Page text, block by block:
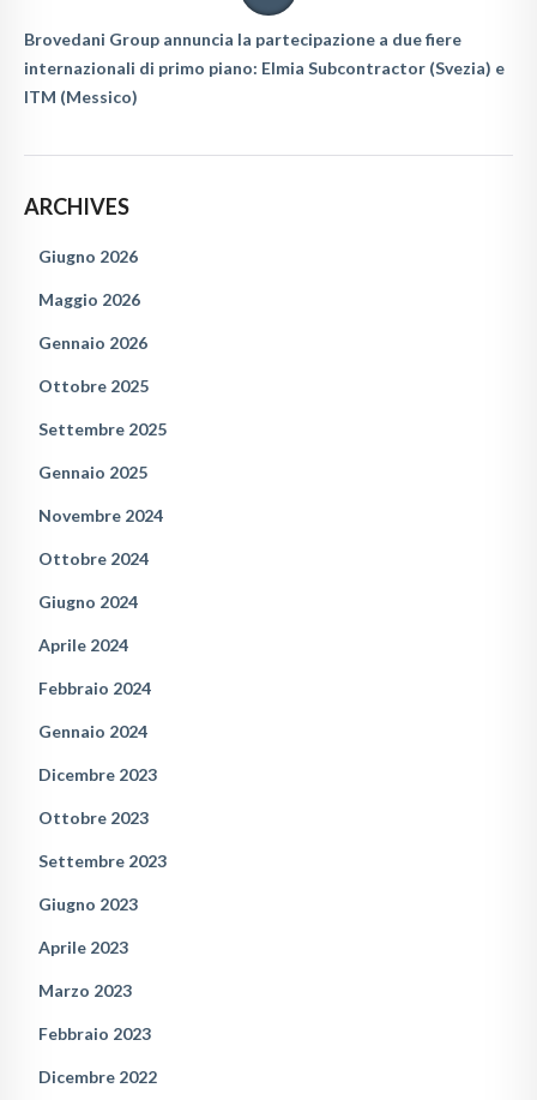
Brovedani Group annuncia la partecipazione a due fiere
internazionali di primo piano: Elmia Subcontractor (Svezia) e
ITM (Messico)
ARCHIVES
Giugno 2026
Maggio 2026
Gennaio 2026
Ottobre 2025
Settembre 2025
Gennaio 2025
Novembre 2024
Ottobre 2024
Giugno 2024
Aprile 2024
Febbraio 2024
Gennaio 2024
Dicembre 2023
Ottobre 2023
Settembre 2023
Giugno 2023
Aprile 2023
Marzo 2023
Febbraio 2023
Dicembre 2022